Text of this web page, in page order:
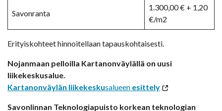
Savonranta
1.300,00 € + 1,20
€/m2
Erityiskohteet hinnoitellaan tapauskohtaisesti.
Nojanmaan pelloilla Kartanonväylällä on uusi
liikekeskusalue.
Kartanonväylän liikekeskusalueen esittely
Savonlinnan Teknologiapuisto korkean teknologian